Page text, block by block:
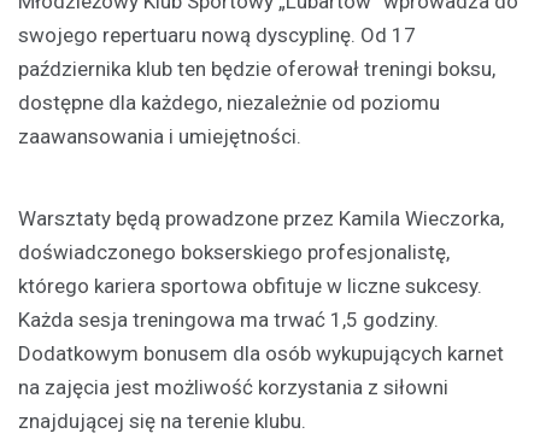
swojego repertuaru nową dyscyplinę. Od 17
października klub ten będzie oferował treningi boksu,
dostępne dla każdego, niezależnie od poziomu
zaawansowania i umiejętności.
Warsztaty będą prowadzone przez Kamila Wieczorka,
doświadczonego bokserskiego profesjonalistę,
którego kariera sportowa obfituje w liczne sukcesy.
Każda sesja treningowa ma trwać 1,5 godziny.
Dodatkowym bonusem dla osób wykupujących karnet
na zajęcia jest możliwość korzystania z siłowni
znajdującej się na terenie klubu.